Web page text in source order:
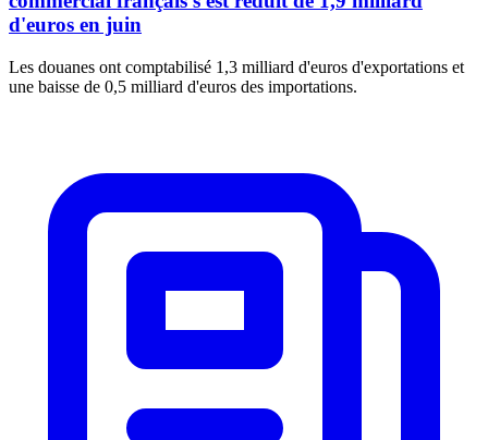
d'euros en juin
Les douanes ont comptabilisé 1,3 milliard d'euros d'exportations et
une baisse de 0,5 milliard d'euros des importations.